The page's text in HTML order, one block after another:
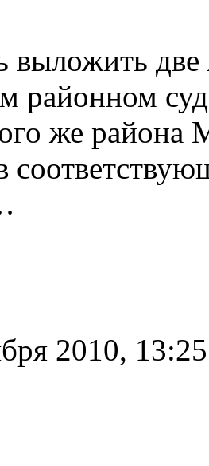
выложить две
районном
же района
2010, 13:25